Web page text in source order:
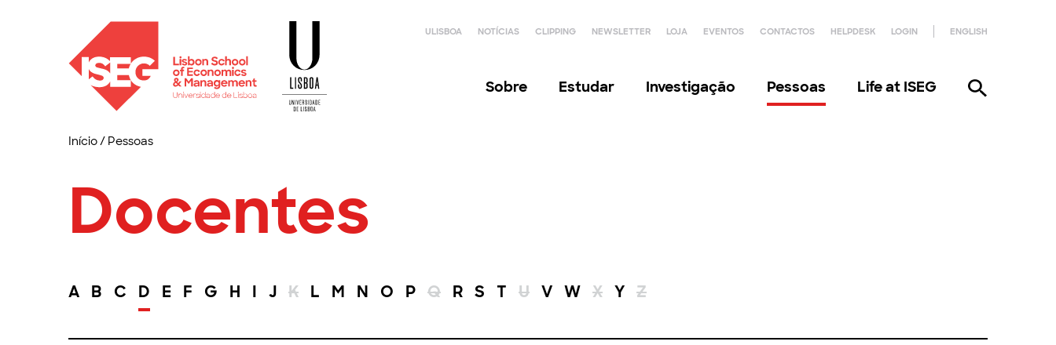
ULISBOA NOTÍCIAS CLIPPING NEWSLETTER LOJA EVENTOS CONTACTOS HELPDESK LOGIN ENGLISH
Sobre Estudar Investigação Pessoas Life at ISEG
Início/ Pessoas
Docentes
A B C D E F G H I J K L M N O P Q R S T U V W X Y Z